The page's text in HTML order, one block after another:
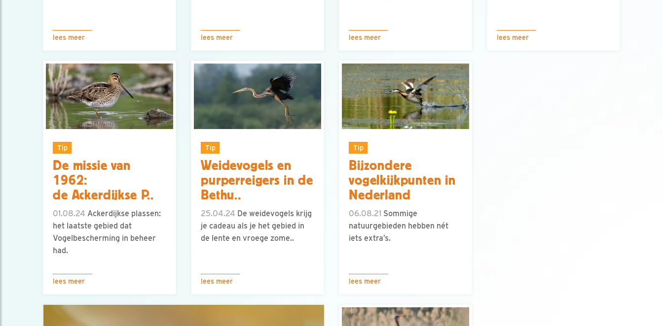
lees meer lees meer lees meer lees meer
Tip
De missie van
1962:
de Ackerdijkse P..
01.08.24 Ackerdijkse plassen:
het laatste gebied dat
Vogelbescherming in beheer
had.
lees meer
Tip
Weidevogels en
purperreigers in de
Bethu..
25.04.24 De weidevogels krijg
je cadeau als je het gebied in
de lente en vroege zome..
lees meer
Tip
Bijzondere
vogelkijkpunten in
Nederland
06.08.21 Sommige
natuurgebieden hebben nét
iets extra’s.
lees meer